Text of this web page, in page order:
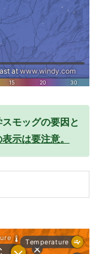
モッグの要因と
示は要注意。